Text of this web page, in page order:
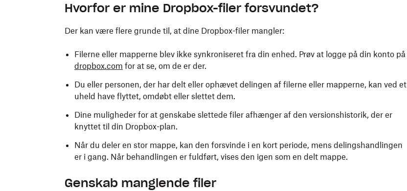
Hvorfor er mine Dropbox-filer forsvundet?
Der kan være flere grunde til, at dine Dropbox-filer mangler:
Filerne eller mapperne blev ikke synkroniseret fra din enhed. Prøv at logge på din konto på
dropbox.com for at se, om de er der.
Du eller personen, der har delt eller ophævet delingen af filerne eller mapperne, kan ved et
uheld have flyttet, omdøbt eller slettet dem.
Dine muligheder for at genskabe slettede filer afhænger af den versionshistorik, der er
knyttet til din Dropbox-plan.
Når du deler en stor mappe, kan den forsvinde i en kort periode, mens delingshandlingen
er i gang. Når behandlingen er fuldført, vises den igen som en delt mappe.
Genskab manglende filer